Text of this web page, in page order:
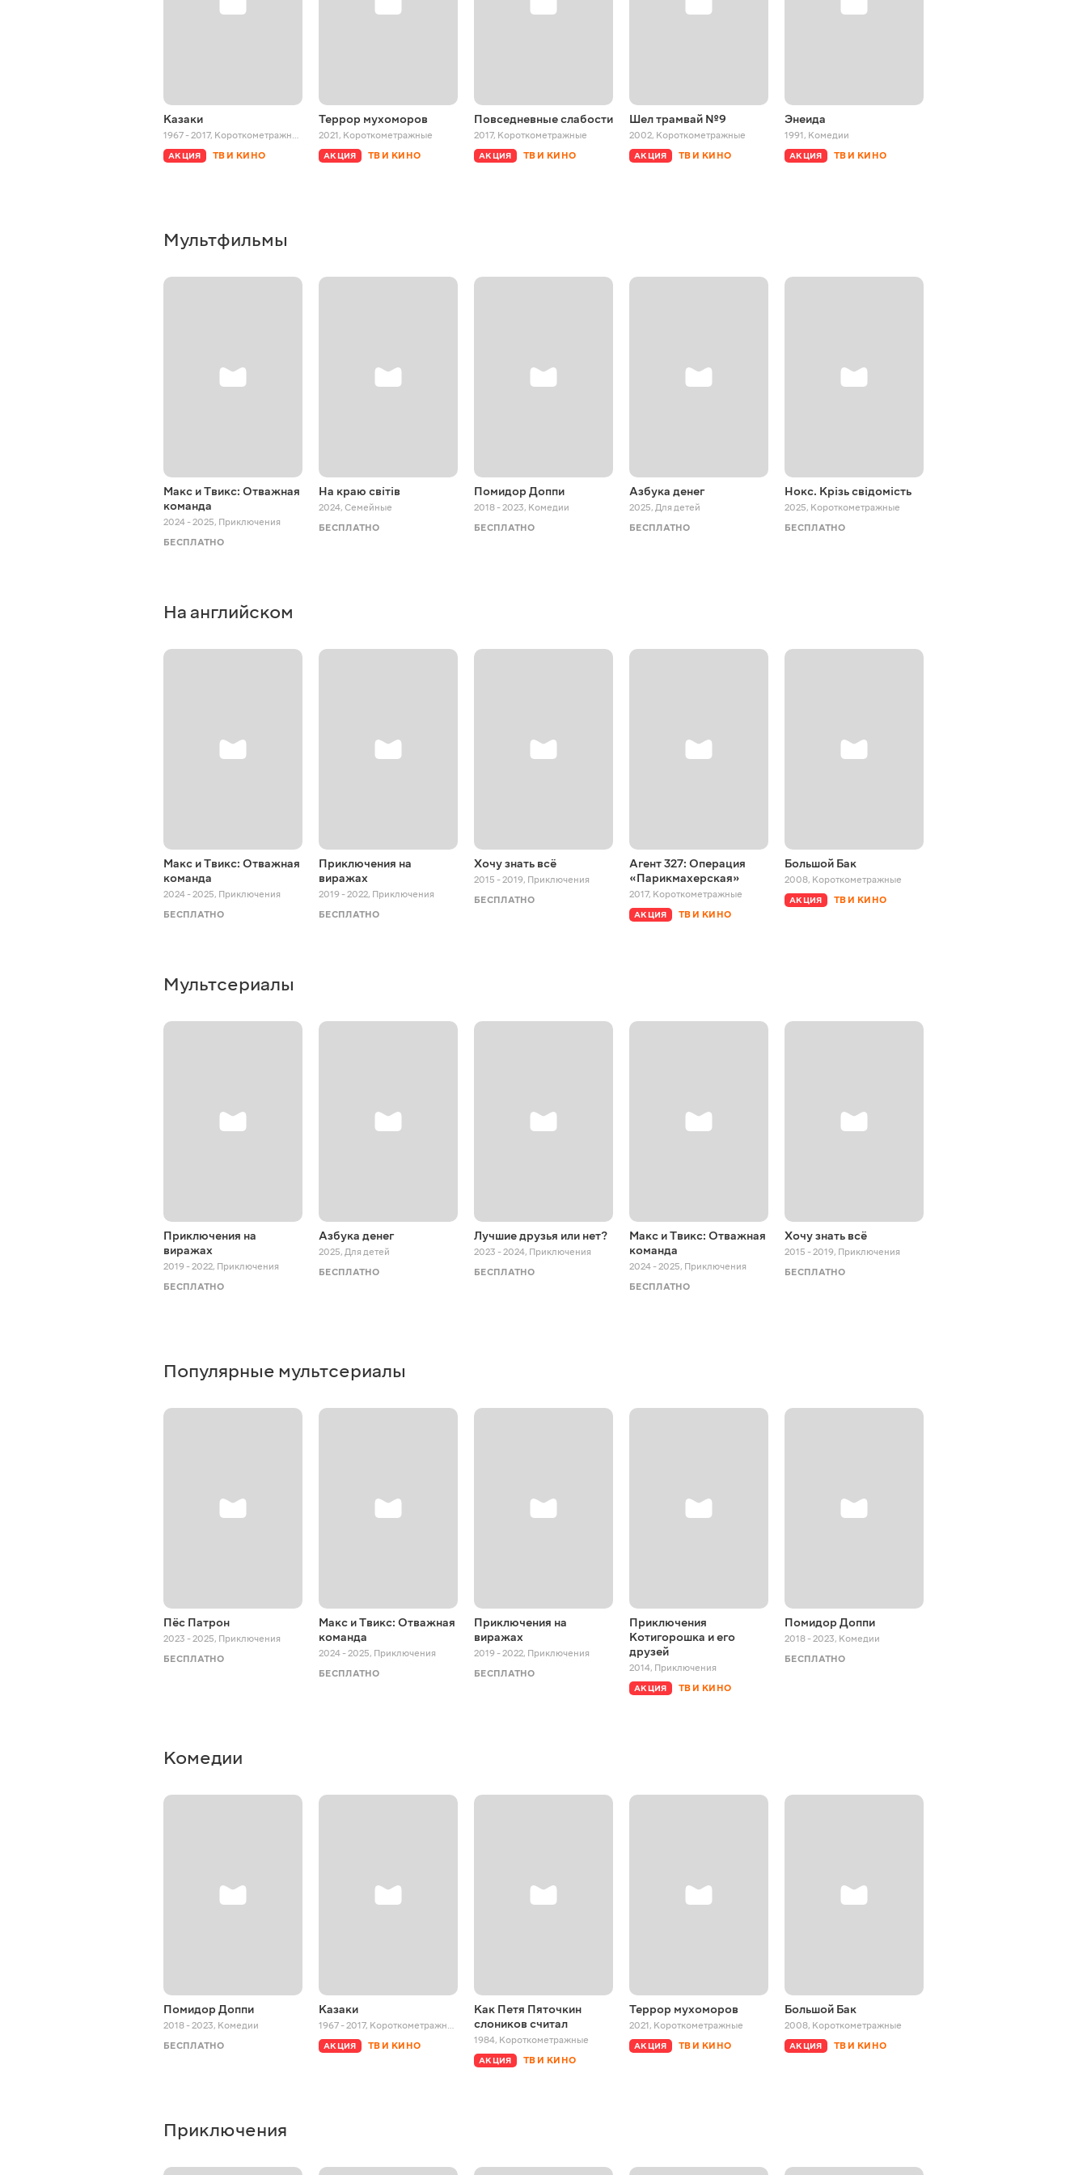
Казаки
1967 - 2017, Короткометражные
АКЦИЯ ТВ И КИНО
Террор мухоморов
2021, Короткометражные
АКЦИЯ ТВ И КИНО
Повседневные слабости
2017, Короткометражные
АКЦИЯ ТВ И КИНО
Шел трамвай №9
2002, Короткометражные
АКЦИЯ ТВ И КИНО
Энеида
1991, Комедии
АКЦИЯ ТВ И КИНО
Мультфильмы
Макс и Твикс: Отважная
команда
2024 - 2025, Приключения
БЕСПЛАТНО
На краю світів
2024, Семейные
БЕСПЛАТНО
Помидор Доппи
2018 - 2023, Комедии
БЕСПЛАТНО
Азбука денег
2025, Для детей
БЕСПЛАТНО
Нокс. Крізь свідомість
2025, Короткометражные
БЕСПЛАТНО
На английском
Макс и Твикс: Отважная
команда
2024 - 2025, Приключения
БЕСПЛАТНО
Приключения на
виражах
2019 - 2022, Приключения
БЕСПЛАТНО
Хочу знать всё
2015 - 2019, Приключения
БЕСПЛАТНО
Агент 327: Операция
«Парикмахерская»
2017, Короткометражные
АКЦИЯ ТВ И КИНО
Большой Бак
2008, Короткометражные
АКЦИЯ ТВ И КИНО
Мультсериалы
Приключения на
виражах
2019 - 2022, Приключения
БЕСПЛАТНО
Азбука денег
2025, Для детей
БЕСПЛАТНО
Лучшие друзья или нет?
2023 - 2024, Приключения
БЕСПЛАТНО
Макс и Твикс: Отважная
команда
2024 - 2025, Приключения
БЕСПЛАТНО
Хочу знать всё
2015 - 2019, Приключения
БЕСПЛАТНО
Популярные мультсериалы
Пёс Патрон
2023 - 2025, Приключения
БЕСПЛАТНО
Макс и Твикс: Отважная
команда
2024 - 2025, Приключения
БЕСПЛАТНО
Приключения на
виражах
2019 - 2022, Приключения
БЕСПЛАТНО
Приключения
Котигорошка и его
друзей
2014, Приключения
АКЦИЯ ТВ И КИНО
Помидор Доппи
2018 - 2023, Комедии
БЕСПЛАТНО
Комедии
Помидор Доппи
2018 - 2023, Комедии
БЕСПЛАТНО
Казаки
1967 - 2017, Короткометражные
АКЦИЯ ТВ И КИНО
Как Петя Пяточкин
слоников считал
1984, Короткометражные
АКЦИЯ ТВ И КИНО
Террор мухоморов
2021, Короткометражные
АКЦИЯ ТВ И КИНО
Большой Бак
2008, Короткометражные
АКЦИЯ ТВ И КИНО
Приключения